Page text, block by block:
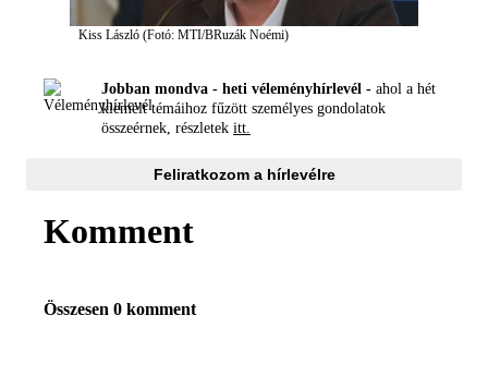
Kiss László (Fotó: MTI/BRuzák Noémi)
Jobban mondva - heti véleményhírlevél - ahol a hét
kiemelt témáihoz fűzött személyes gondolatok
összeérnek, részletek itt.
Feliratkozom a hírlevélre
Komment
Összesen 0 komment